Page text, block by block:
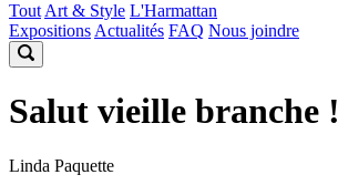
Tout Art & Style L'Harmattan
Expositions Actualités FAQ Nous joindre
Salut vieille branche !
Linda Paquette